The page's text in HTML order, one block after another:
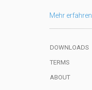
Mehr erfahren
DOWNLOADS
TERMS
ABOUT